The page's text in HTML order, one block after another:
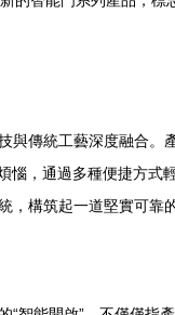
傳統工藝深度融合。
，通過多種便捷方
構筑起一道堅實可靠